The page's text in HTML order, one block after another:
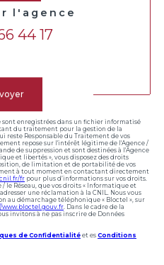
l'agence
44 17
enregistrées dans un fichier informatisé
du traitement pour la gestion de la
reste Responsable du Traitement de vos
repose sur l'intérêt légitime de l'Agence /
de suppression et sont destinées à l'Agence
et libertés », vous disposez des droits
de limitation et de portabilité de vos
à tout moment en contactant directement
fr pour plus d’informations sur vos droits.
le Réseau, que vos droits « Informatique et
une réclamation à la CNIL. Nous vous
au démarchage téléphonique « Bloctel », sur
www.bloctel.gouv.fr . Dans le cadre de la
invitons à ne pas inscrire de Données
de Confidentialité et es Conditions